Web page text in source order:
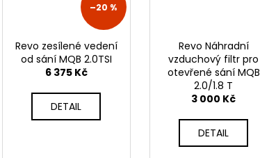
–20 %
Revo zesílené vedení
od sání MQB 2.0TSI
6 375 Kč
DETAIL
Revo Náhradní
vzduchový filtr pro
otevřené sání MQB
2.0/1.8 T
3 000 Kč
DETAIL